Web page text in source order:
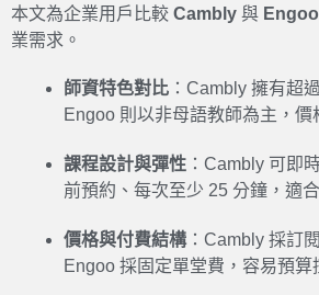
本文為企業用戶比較 Cambly 與 Engoo
業需求。
師資特色對比 ：Cambly 擁有超
Engoo 則以非母語教師為主，
課程設計與彈性 ：Cambly 可即
前預約、每次至少 25 分鐘，適
價格與付費結構：Cambly 採訂
Engoo 採固定單堂費，容易預